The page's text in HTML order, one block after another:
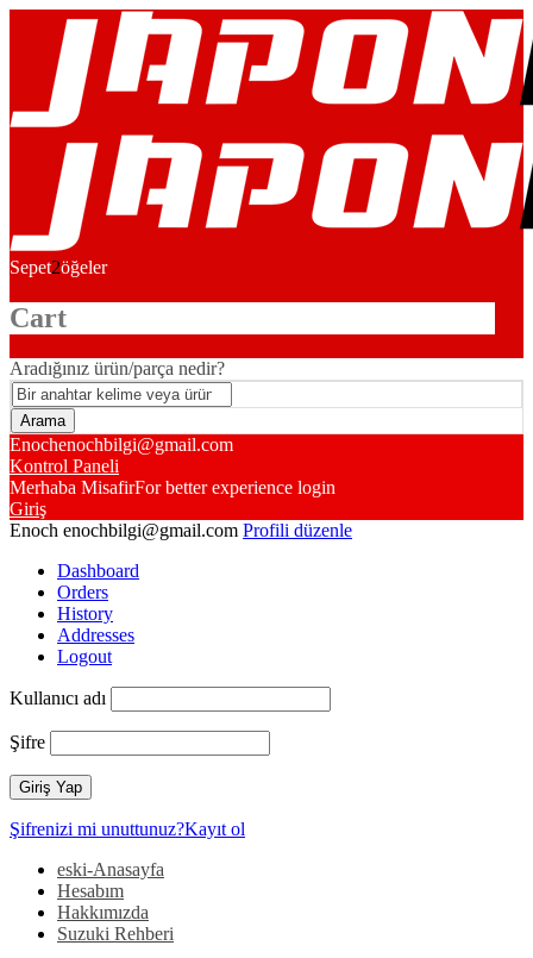
Sepet2öğeler
Cart
Aradığınız ürün/parça nedir?
Enochenochbilgi@gmail.com
Kontrol Paneli
Merhaba MisafirFor better experience login
Giriş
Enoch enochbilgi@gmail.com Profili düzenle
Dashboard
Orders
History
Addresses
Logout
Kullanıcı adı
Şifre
Şifrenizi mi unuttunuz?Kayıt ol
eski-Anasayfa
Hesabım
Hakkımızda
Suzuki Rehberi